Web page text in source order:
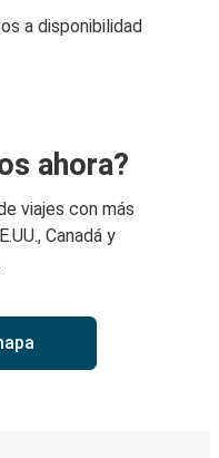
a disponibilidad
ahora?
viajes con más
Canadá y